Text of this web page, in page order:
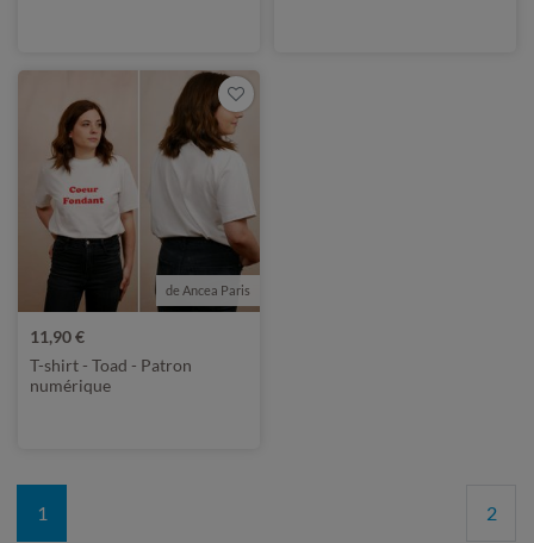
de Ancea Paris
11,90 €
T-shirt - Toad - Patron
numérique
1 2